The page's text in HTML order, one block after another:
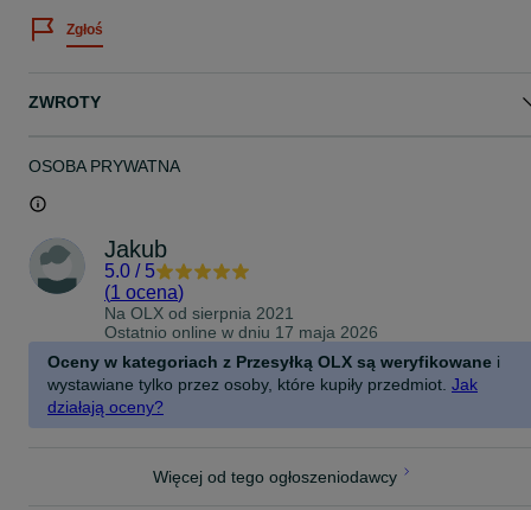
Zgłoś
ZWROTY
OSOBA PRYWATNA
Jakub
5.0 / 5
(1 ocena)
Na OLX od sierpnia 2021
Ostatnio online w dniu 17 maja 2026
Oceny w kategoriach z Przesyłką OLX są weryfikowane i
wystawiane tylko przez osoby, które kupiły przedmiot. Jak
działają oceny?
Więcej od tego ogłoszeniodawcy